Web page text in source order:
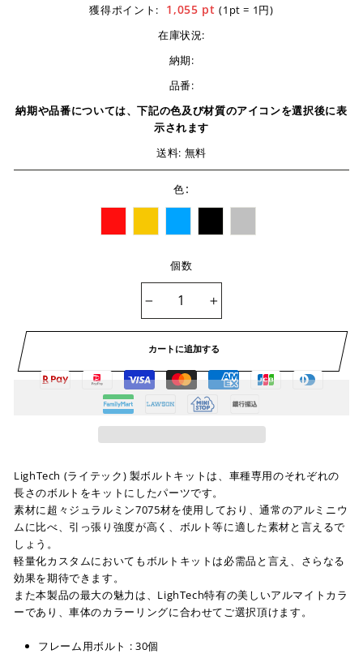
獲得ポイント: 1,055 pt(1pt = 1円)
在庫状況:
納期:
品番:
納期や品番については、下記の色及び材質のアイコンを選択後に表
示されます
送料: 無料
色:
個数
カートに追加する
LighTech (ライテック) 製ボルトキットは、車種専用のそれぞれの
長さのボルトをキットにしたパーツです。
素材に超々ジュラルミン7075材を使用しており、通常のアルミニウ
ムに比べ、引っ張り強度が高く、ボルト等に適した素材と言えるで
しょう。
軽量化カスタムにおいてもボルトキットは必需品と言え、さらなる
効果を期待できます。
また本製品の最大の魅力は、LighTech特有の美しいアルマイトカラ
ーであり、車体のカラーリングに合わせてご選択頂けます。
フレーム用ボルト : 30個